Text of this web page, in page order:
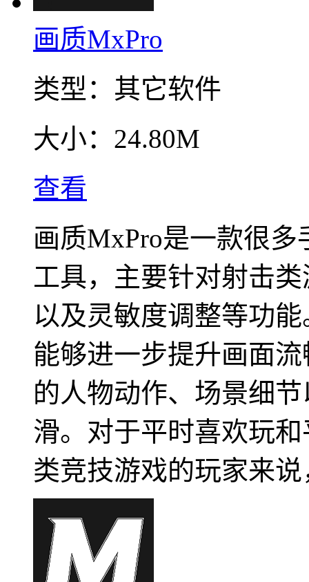
画质MxPro
类型： 其它软件
大小： 24.80M
查看
画质MxPro是一款很
工具，主要针对射击
以及灵敏度调整等功
能够进一步提升画面
的人物动作、场景细
滑。对于平时喜欢玩
类竞技游戏的玩家来